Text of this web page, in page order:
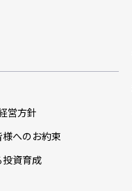
営方針
へのお約束
資育成